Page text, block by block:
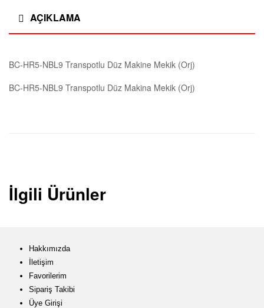
AÇIKLAMA
BC-HR5-NBL9 Transpotlu Düz Makine Mekik (Orj)
BC-HR5-NBL9 Transpotlu Düz Makina Mekik (Orj)
İlgili Ürünler
Hakkımızda
İletişim
Favorilerim
Sipariş Takibi
Üye Girişi